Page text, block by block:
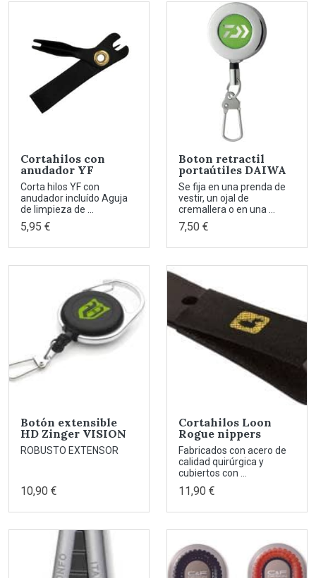
Cortahilos con
anudador YF
Corta hilos YF con
anudador incluído Aguja
de limpieza de ...
5,95 €
Boton retractil
portaútiles DAIWA
Se fija en una prenda de
vestir, un ojal de
cremallera o en una ...
7,50 €
Botón extensible
HD Zinger VISION
ROBUSTO EXTENSOR
10,90 €
Cortahilos Loon
Rogue nippers
Fabricados con acero de
calidad quirúrgica y
cubiertos con ...
11,90 €